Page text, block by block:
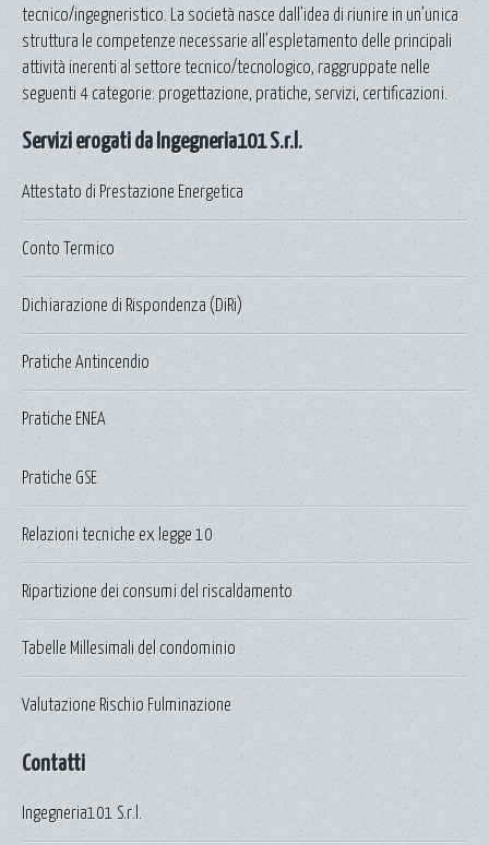
Servizi erogati da Ingegneria101 S.r.l.
Attestato di Prestazione Energetica
Conto Termico
Dichiarazione di Rispondenza (DiRi)
Pratiche Antincendio
Pratiche ENEA
Pratiche GSE
Relazioni tecniche ex legge 10
Ripartizione dei consumi del riscaldamento
Tabelle Millesimali del condominio
Valutazione Rischio Fulminazione
Contatti
Ingegneria101 S.r.l.
tecnico/ingegneristico. La società nasce dall’idea di riunire in un’unica
struttura le competenze necessarie all’espletamento delle principali
attività inerenti al settore tecnico/tecnologico, raggruppate nelle
seguenti 4 categorie: progettazione, pratiche, servizi, certificazioni.